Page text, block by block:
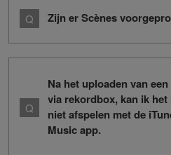
Zijn er Scènes
Na het uploaden van
via rekordbox, kan ik
niet afspelen met de
Music app.